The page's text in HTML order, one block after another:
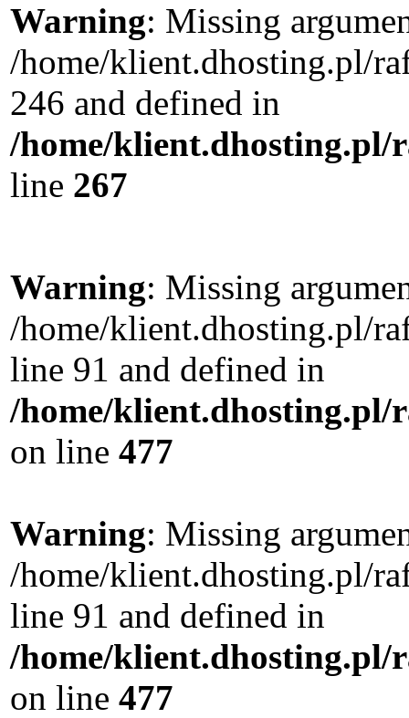
Warning: Missing
/home/klient.dhosting.pl/
246 and defined in
/home/klient.dhosting.pl/
line 267
Warning: Missing
/home/klient.dhosting.pl/
line 91 and defined in
/home/klient.dhosting.pl/
on line 477
Warning: Missing
/home/klient.dhosting.pl/
line 91 and defined in
/home/klient.dhosting.pl/
on line 477